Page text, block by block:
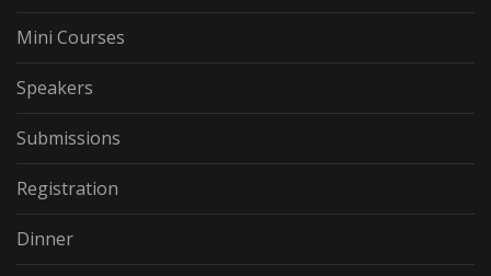
Mini Courses
Speakers
Submissions
Registration
Dinner